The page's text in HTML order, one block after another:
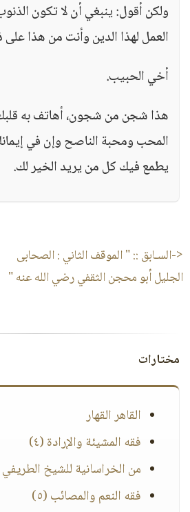
ولكن أقول: ينبغي أن لا تكون
العمل لهذا الدين وأنت من هذا على
أخي الحبيب.
هذا شجن من شجون، أهاتف به
المحب ومحبة الناصح وإن في
يطمع فيك كل من يريد الخير لك.
<-السـابق ::" الموقف الثاني : الصحابى
الجليل أبو محجن الثقفي رضي الله عنه "
مختارات
القاهر القهار
فقه المشيئة والإرادة (٤)
من الخراسانية للشيخ الطريفي 4
فقه النعم والمصائب (٥)